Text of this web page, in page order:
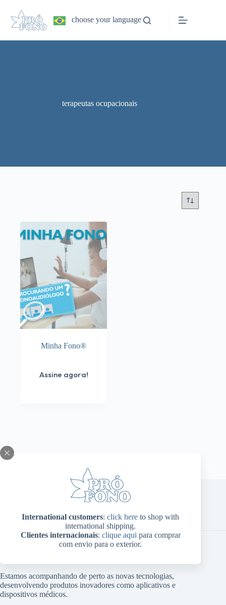
conteúdo
International customers: click here to shop with
international shipping.
Clientes internacionais: clique aqui para comprar
com envio para o exterior.
choose your language
terapeutas ocupacionais
Minha Fono®
Assine agora!
Home Sobre Nós Produtos Blog
Contato
Minha conta
Estamos acompanhando de perto as novas tecnologias,
desenvolvendo produtos inovadores como aplicativos e
dispositivos médicos.